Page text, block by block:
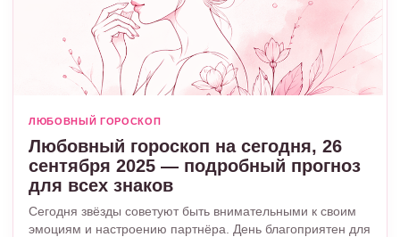
ЛЮБОВНЫЙ ГОРОСКОП
Любовный гороскоп на сегодня, 26
сентября 2025 — подробный прогноз
для всех знаков
Сегодня звёзды советуют быть внимательными к своим
эмоциям и настроению партнёра. День благоприятен для